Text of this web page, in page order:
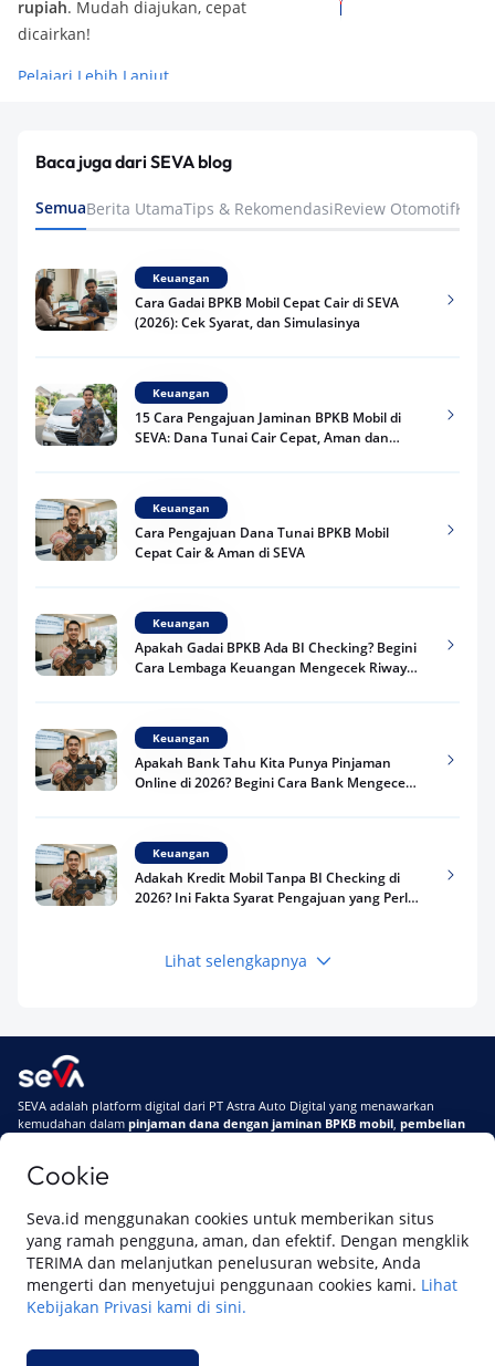
Cookie
Seva.id menggunakan cookies untuk memberikan situs
yang ramah pengguna, aman, dan efektif. Dengan mengklik
TERIMA dan melanjutkan penelusuran website, Anda
mengerti dan menyetujui penggunaan cookies kami. Lihat
Kebijakan Privasi kami di sini.
rupiah. Mudah diajukan, cepat
dicairkan!
Pelajari Lebih Lanjut
Baca juga dari SEVA blog
SemuaBerita UtamaTips & RekomendasiReview Otomotif
Keuangan
Cara Gadai BPKB Mobil Cepat Cair di SEVA
(2026): Cek Syarat, dan Simulasinya
Keuangan
15 Cara Pengajuan Jaminan BPKB Mobil di
SEVA: Dana Tunai Cair Cepat, Aman dan
Keuangan
Cara Pengajuan Dana Tunai BPKB Mobil
Cepat Cair & Aman di SEVA
Keuangan
Apakah Gadai BPKB Ada BI Checking? Begini
Cara Lembaga Keuangan Mengecek Riwayat
Keuangan
Apakah Bank Tahu Kita Punya Pinjaman
Online di 2026? Begini Cara Bank Mengecek
Keuangan
Adakah Kredit Mobil Tanpa BI Checking di
2026? Ini Fakta Syarat Pengajuan yang Perlu
Keuangan
Terpercaya
Telat Bayar Pinjol 2 Hari, Apakah Langsung
Masuk BI Checking? Simak Peraturan
Lihat selengkapnya
SEVA adalah platform digital dari PT Astra Auto Digital yang menawarkan
kemudahan dalam pinjaman dana dengan jaminan BPKB mobil, pembelian
Di SEVA, BPKB mobilmu #BisaJadiDuit
Tentang SEVASyarat & Ketentuan
Pemberitahuan Privasi